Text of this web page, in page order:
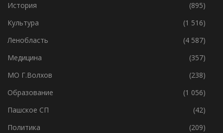
История
(895)
Культура
(1 516)
Ленобласть
(4 587)
Медицина
(357)
МО Г.Волхов
(238)
Образование
(1 056)
Пашское СП
(42)
Политика
(209)